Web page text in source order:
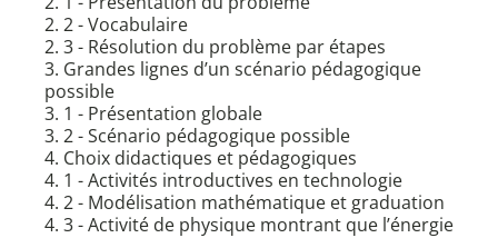
2. 2 - Vocabulaire
2. 3 - Résolution du problème par étapes
3. Grandes lignes d’un scénario pédagogique
possible
3. 1 - Présentation globale
3. 2 - Scénario pédagogique possible
4. Choix didactiques et pédagogiques
4. 1 - Activités introductives en technologie
4. 2 - Modélisation mathématique et graduation
4. 3 - Activité de physique montrant que l’énergie